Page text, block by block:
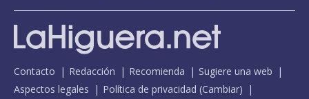
Contacto Redacción Recomienda
Sugiere una web
Aspectos legales
Política de privacidad (Cambiar)